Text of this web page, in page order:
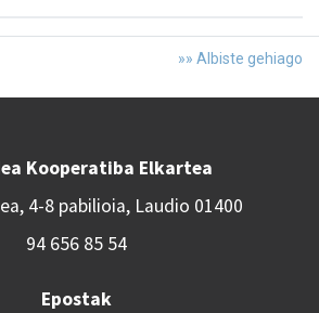
»» Albiste gehiago
Kooperatiba Elkartea
4-8 pabilioia, Laudio 01400
94 656 85 54
Epostak